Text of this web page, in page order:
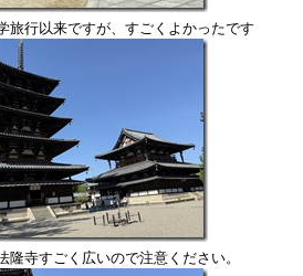
旅行以来ですが、すごくよかったです
隆寺すごく広いので注意ください。